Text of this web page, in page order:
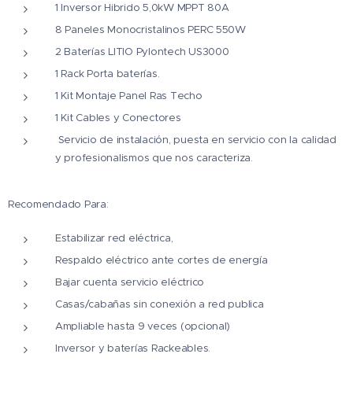
1 Inversor Hibrido 5,0kW MPPT 80A
8 Paneles Monocristalinos PERC 550W
2 Baterías LITIO Pylontech US3000
1 Rack Porta baterías.
1 Kit Montaje Panel Ras Techo
1 Kit Cables y Conectores
Servicio de instalación, puesta en servicio con la calidad
y profesionalismos que nos caracteriza.
Recomendado Para:
Estabilizar red eléctrica,
Respaldo eléctrico ante cortes de energía
Bajar cuenta servicio eléctrico
Casas/cabañas sin conexión a red publica
Ampliable hasta 9 veces (opcional)
Inversor y baterías Rackeables.